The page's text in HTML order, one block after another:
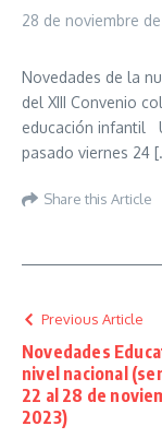
28 de noviembre
Novedades de la
del XIII Convenio
educación infantil
pasado viernes 24
Share this Article
Previous Article
Novedades
nivel nacional
22 al 28 de
2023)